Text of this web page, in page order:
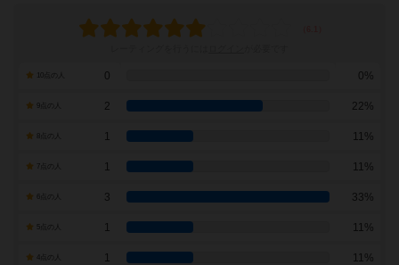
0 0%
9点の人 2 22%
1 11%
7点の人 1 11%
3 33%
1 11%
1 11%